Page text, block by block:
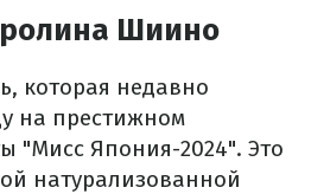
Шиино
которая недавно
на престижном
"Мисс Япония-2024". Это
натурализованной